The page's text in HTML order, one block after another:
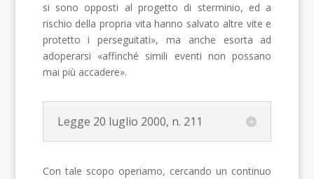
si sono opposti al progetto di sterminio, ed a
rischio della propria vita hanno salvato altre vite e
protetto i perseguitati», ma anche esorta ad
adoperarsi «affinché simili eventi non possano
mai più accadere».
Legge 20 luglio 2000, n. 211
Con tale scopo operiamo, cercando un continuo